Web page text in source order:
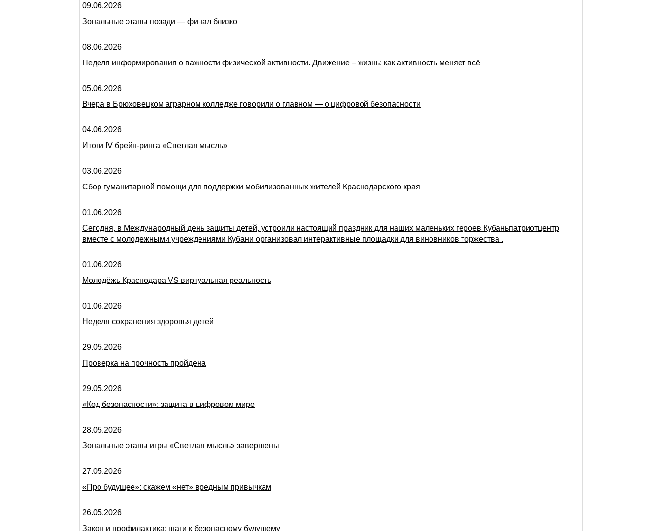
09.06.2026
Зональные этапы позади — финал близко
08.06.2026
Неделя информирования о важности физической активности. Движение – жизнь: как активность меняет всё
05.06.2026
Вчера в Брюховецком аграрном колледже говорили о главном — о цифровой безопасности
04.06.2026
Итоги IV брейн-ринга «Светлая мысль»
03.06.2026
Сбор гуманитарной помощи для поддержки мобилизованных жителей Краснодарского края
01.06.2026
Сегодня, в Международный день защиты детей, устроили настоящий праздник для наших маленьких героев Кубаньпатриотцентр
вместе с молодежными учреждениями Кубани организовал интерактивные площадки для виновников торжества .
01.06.2026
Молодёжь Краснодара VS виртуальная реальность
01.06.2026
Неделя сохранения здоровья детей
29.05.2026
Проверка на прочность пройдена
29.05.2026
«Код безопасности»: защита в цифровом мире
28.05.2026
Зональные этапы игры «Светлая мысль» завершены
27.05.2026
«Про будущее»: скажем «нет» вредным привычкам
26.05.2026
Закон и профилактика: шаги к безопасному будущему